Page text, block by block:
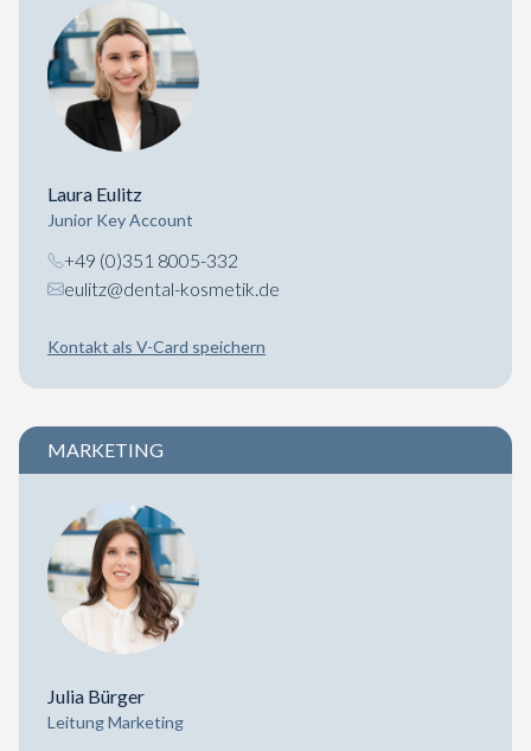
Laura Eulitz
Junior Key Account
+49 (0)351 8005-332
eulitz@dental-kosmetik.de
Kontakt als V-Card speichern
MARKETING
Julia Bürger
Leitung Marketing